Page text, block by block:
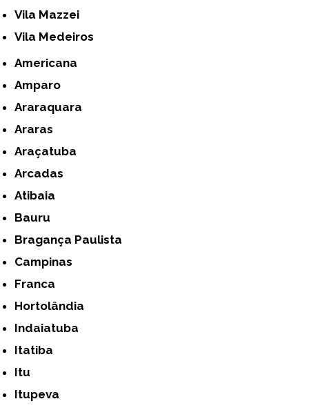
Vila Mazzei
Vila Medeiros
Americana
Amparo
Araraquara
Araras
Araçatuba
Arcadas
Atibaia
Bauru
Bragança Paulista
Campinas
Franca
Hortolândia
Indaiatuba
Itatiba
Itu
Itupeva